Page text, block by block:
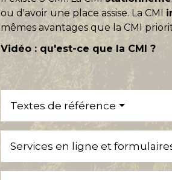
ou d'avoir une place assise. La CMI
mêmes avantages que la CMI
Vidéo : qu'est-ce que la CMI ?
Textes de référence
Services en ligne et